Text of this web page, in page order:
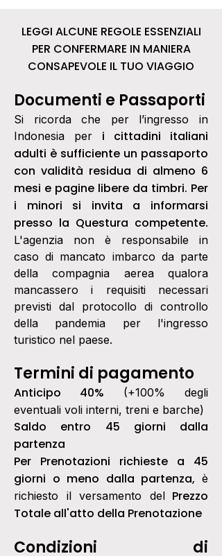
LEGGI ALCUNE REGOLE ESSENZIALI
PER CONFERMARE IN MANIERA
CONSAPEVOLE IL TUO VIAGGIO
Documenti e Passaporti
Si ricorda che per l’ingresso in
Indonesia per i cittadini italiani
adulti è sufficiente un passaporto
con validità residua di almeno 6
mesi e pagine libere da timbri. Per
i minori si invita a informarsi
presso la Questura competente.
L'agenzia non è responsabile in
caso di mancato imbarco da parte
della compagnia aerea qualora
mancassero i requisiti necessari
previsti dal protocollo di controllo
della pandemia per l'ingresso
turistico nel paese.
Termini di pagamento
Anticipo 40% (+100% degli
eventuali voli interni, treni e barche)
Saldo entro 45 giorni dalla
partenza
Per Prenotazioni richieste a 45
giorni o meno dalla partenza, è
richiesto il versamento delPrezzo
Totale all'atto della Prenotazione
Condizioni di